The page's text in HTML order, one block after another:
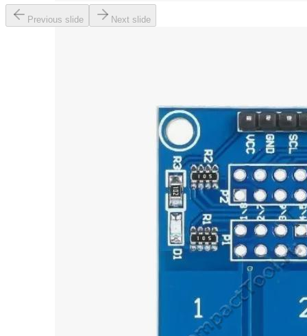
Previous slide Next slide